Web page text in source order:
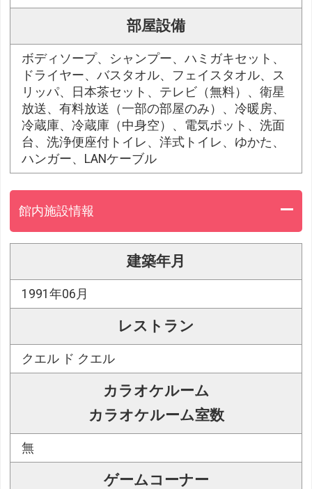
部屋設備
ボディソープ、シャンプー、ハミガキセット、
ドライヤー、バスタオル、フェイスタオル、ス
リッパ、日本茶セット、テレビ（無料）、衛星
放送、有料放送（一部の部屋のみ）、冷暖房、
冷蔵庫、冷蔵庫（中身空）、電気ポット、洗面
台、洗浄便座付トイレ、洋式トイレ、ゆかた、
ハンガー、LANケーブル
館内施設情報
建築年月
1991年06月
レストラン
クエル ド クエル
カラオケルーム
カラオケルーム室数
無
ゲームコーナー